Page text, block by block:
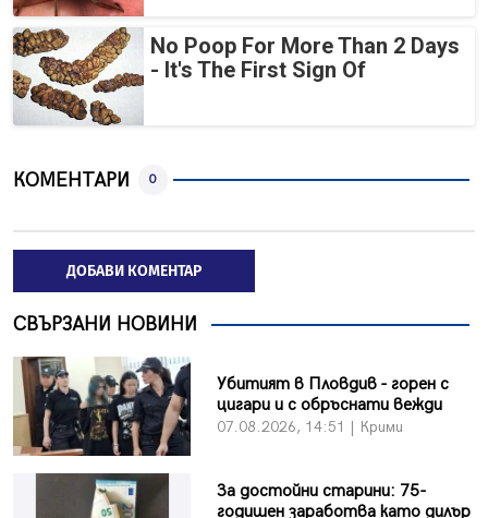
No Poop For More Than 2 Days
- It's The First Sign Of
КОМЕНТАРИ 0
ДОБАВИ КОМЕНТАР
СВЪРЗАНИ НОВИНИ
Убитият в Пловдив - горен с
цигари и с обръснати вежди
07.08.2026, 14:51 | Крими
За достойни старини: 75-
годишен заработва като дилър